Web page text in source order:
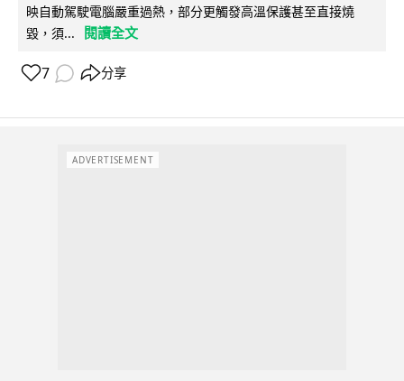
映自動駕駛電腦嚴重過熱，部分更觸發高溫保護甚至直接燒
毀，須...
閱讀全文
7 分享
ADVERTISEMENT